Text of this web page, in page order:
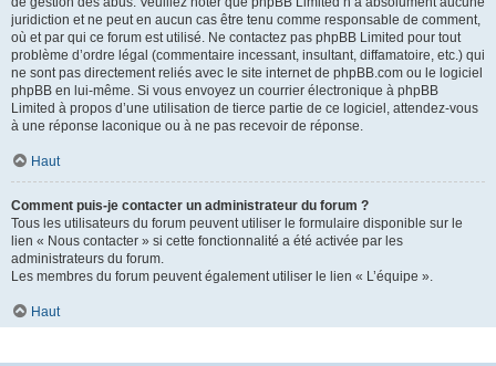
juridiction et ne peut en aucun cas être tenu comme responsable de comment,
où et par qui ce forum est utilisé. Ne contactez pas phpBB Limited pour tout
problème d’ordre légal (commentaire incessant, insultant, diffamatoire, etc.) qui
ne sont pas directement reliés avec le site internet de phpBB.com ou le logiciel
phpBB en lui-même. Si vous envoyez un courrier électronique à phpBB
Limited à propos d’une utilisation de tierce partie de ce logiciel, attendez-vous
à une réponse laconique ou à ne pas recevoir de réponse.
Haut
Comment puis-je contacter un administrateur du forum ?
Tous les utilisateurs du forum peuvent utiliser le formulaire disponible sur le
lien « Nous contacter » si cette fonctionnalité a été activée par les
administrateurs du forum.
Les membres du forum peuvent également utiliser le lien « L’équipe ».
Haut